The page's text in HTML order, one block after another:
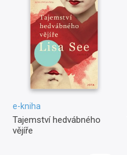
e-kniha
Tajemství hedvábného
vějíře